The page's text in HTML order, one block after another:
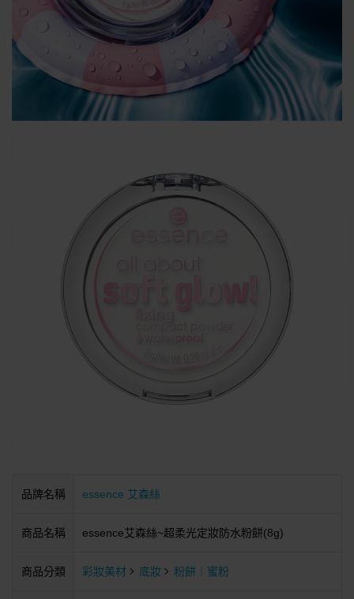
品牌名稱 essence 艾森絲
商品名稱 essence艾森絲~超柔光定妝防水粉餅(8g)
商品分類 彩妝美材 底妝 粉餅｜蜜粉